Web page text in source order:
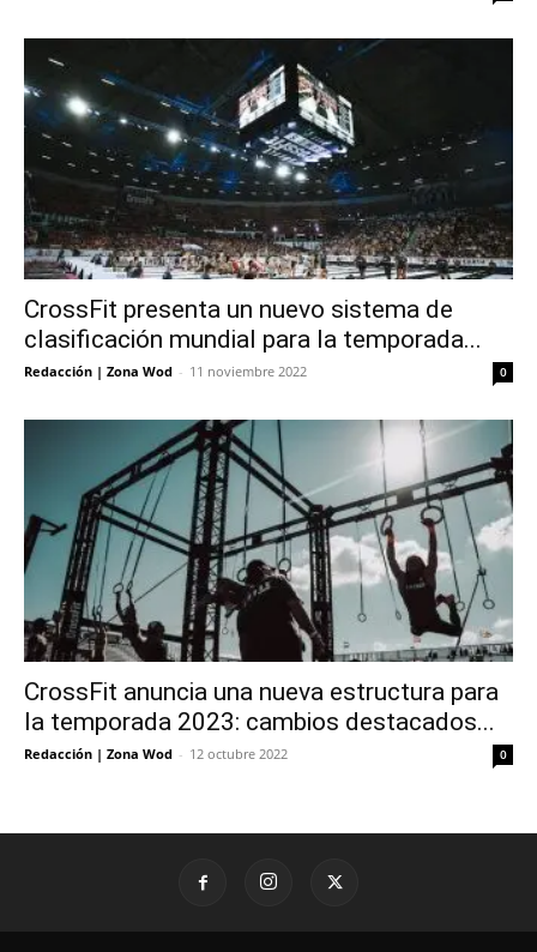
CrossFit presenta un nuevo sistema de
clasificación mundial para la temporada...
Redacción | Zona Wod - 11 noviembre 2022 0
CrossFit anuncia una nueva estructura para
la temporada 2023: cambios destacados...
Redacción | Zona Wod - 12 octubre 2022 0